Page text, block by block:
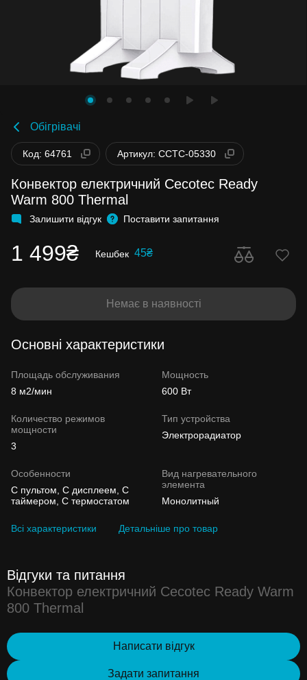
Обігрівачі
Код: 64761 Артикул: CCTC-05330
Конвектор електричний Cecotec Ready
Warm 800 Thermal
Залишити відгук Поставити запитання
1 499₴ Кешбек 45₴
Немає в наявності
Основні характеристики
Площадь обслуживания
8 м2/мин
Мощность
600 Вт
Количество режимов
мощности
3
Тип устройства
Электрорадиатор
Особенности
С пультом, С дисплеем, С
таймером, С термостатом
Вид нагревательного
элемента
Монолитный
Всі характеристики Детальніше про товар
Відгуки та питання
Конвектор електричний Cecotec Ready Warm
800 Thermal
Написати відгук
Задати запитання